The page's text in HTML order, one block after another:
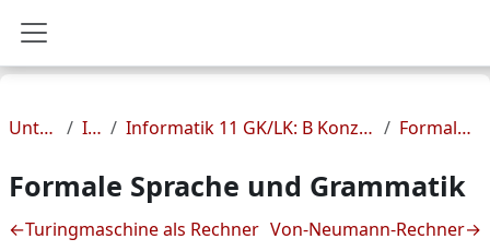
Website-Übersicht
Unterrichtsfächer Informatik Informatik 11 GK/LK: B Konzepte der theoretischen und technischen Informatik - Herr Hempel Formale Sprache und Grammatik
Formale Sprache und Grammatik
Abschnittsübersicht
←Turingmaschine als Rechner Von-Neumann-Rechner→